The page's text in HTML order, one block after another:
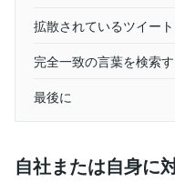
拡散されているツイー
完全一致の言葉を検索
最後に
自社または自身に